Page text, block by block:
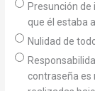
Presunción
que él estaba
Nulidad de
contraseña es